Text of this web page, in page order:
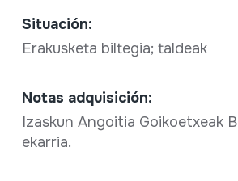
Situación:
Erakusketa biltegia; taldeak
Notas adquisición:
Izaskun Angoitia Goikoetxeak
ekarria.